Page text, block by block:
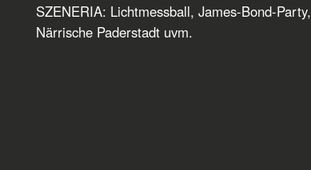
SZENERIA: Lichtmessball, James-Bond-Party,
Närrische Paderstadt uvm.